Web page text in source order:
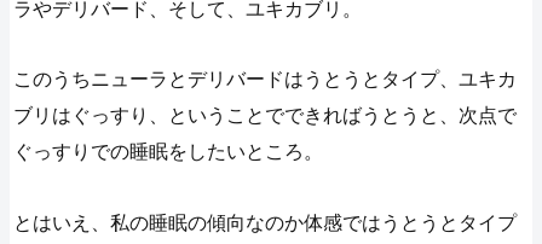
ラやデリバード、そして、ユキカブリ。
このうちニューラとデリバードはうとうとタイプ、ユキカ
ブリはぐっすり、ということでできればうとうと、次点で
ぐっすりでの睡眠をしたいところ。
とはいえ、私の睡眠の傾向なのか体感ではうとうとタイプ